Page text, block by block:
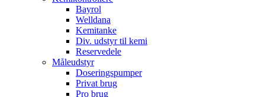
Bayrol
Welldana
Kemitanke
Div. udstyr til kemi
Reservedele
Måleudstyr
Doseringspumper
Privat brug
Pro brug